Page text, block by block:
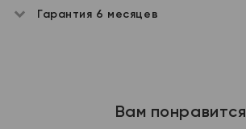
Гарантия 6 месяцев
Вам понравится